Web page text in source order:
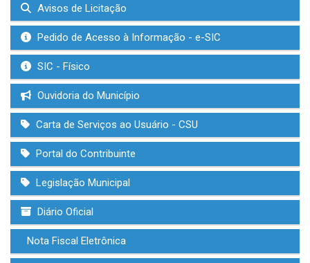
Avisos de Licitação
Pedido de Acesso à Informação - e-SIC
SIC - Físico
Ouvidoria do Município
Carta de Serviços ao Usuário - CSU
Portal do Contribuinte
Legislação Municipal
Diário Oficial
Nota Fiscal Eletrônica